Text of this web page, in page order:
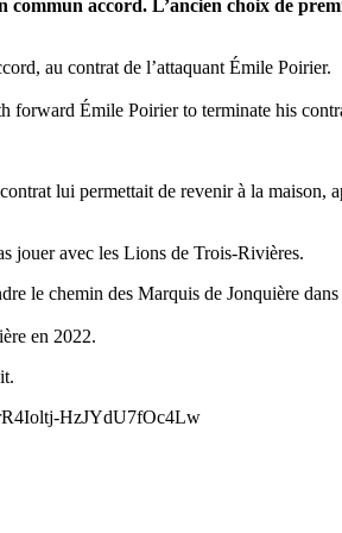
accord. L’ancien choix de
au contrat de l’attaquant Émile Poirier.
forward Émile Poirier to terminate his
lui permettait de revenir à la
jouer avec les Lions de Trois-Rivières.
le chemin des Marquis de Jonquière
en 2022.
HzJYdU7fOc4Lw